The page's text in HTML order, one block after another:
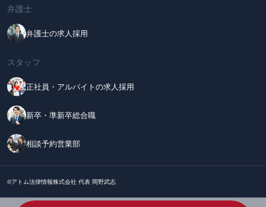
弁護士
弁護士の求人採用
スタッフ
正社員・アルバイトの求人採用
新卒・準新卒総合職
相談予約営業部
©アトム法律情報株式会社 代表 岡野武志